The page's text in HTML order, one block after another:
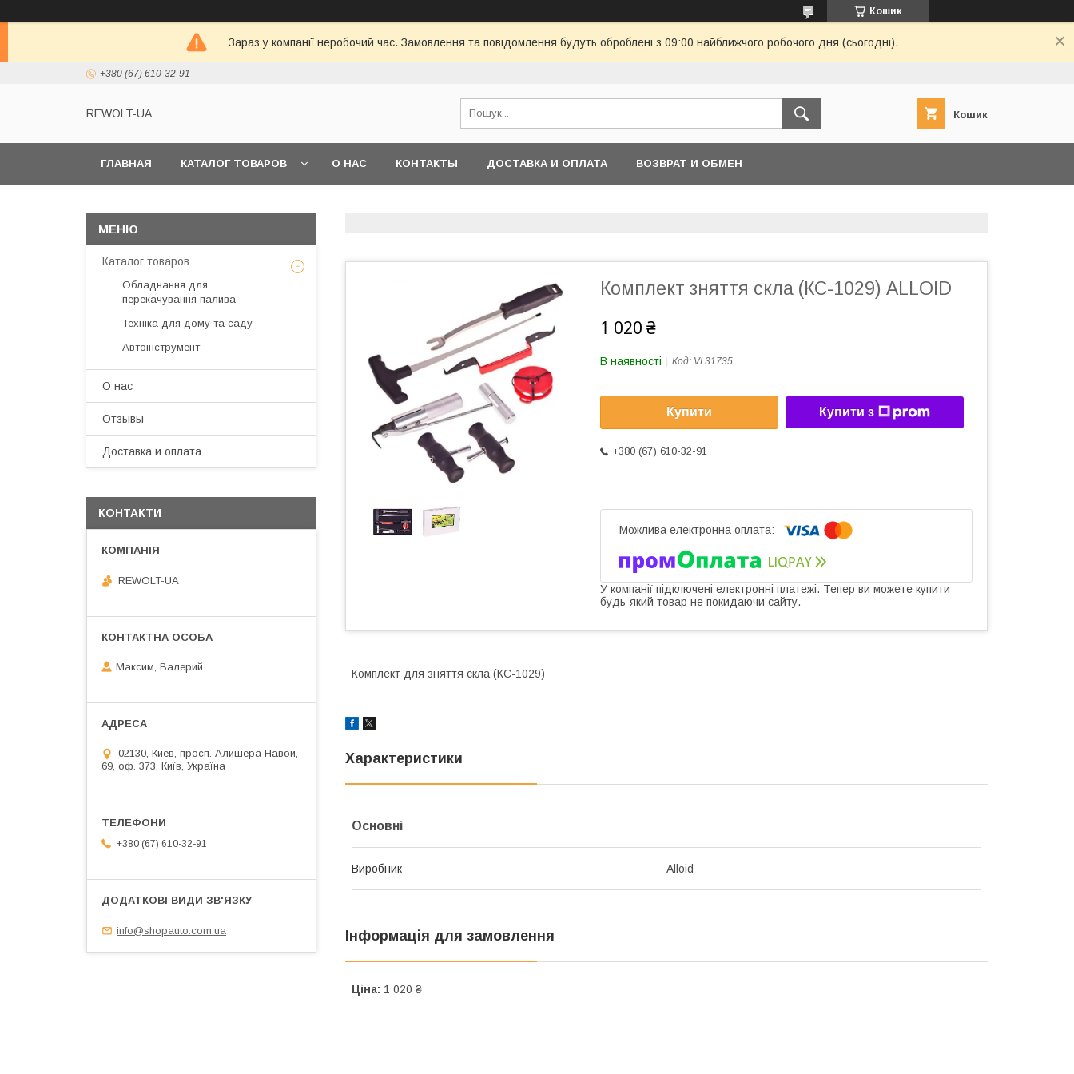
Кошик
Зараз у компанії неробочий час. Замовлення та повідомлення будуть оброблені з 09:00 найближчого робочого дня (сьогодні).
+380 (67) 610-32-91
REWOLT-UA Кошик
ГЛАВНАЯ КАТАЛОГ ТОВАРОВ О НАС КОНТАКТЫ ДОСТАВКА И ОПЛАТА ВОЗВРАТ И ОБМЕН
Комплект зняття скла (КС-1029) ALLOID
1 020 ₴
В наявності Код: VI 31735
Купити Купити з
+380 (67) 610-32-91
У компанії підключені електронні платежі. Тепер ви можете купити
будь-який товар не покидаючи сайту.
Комплект для зняття скла (КС-1029)
Характеристики
Основні
Виробник Alloid
Інформація для замовлення
Ціна: 1 020 ₴
Каталог товаров
Обладнання для
перекачування палива
Техніка для дому та саду
Автоінструмент
О нас
Отзывы
Доставка и оплата
КОНТАКТИ
REWOLT-UA
Максим, Валерий
02130, Киев, просп. Алишера Навои,
69, оф. 373, Київ, Україна
+380 (67) 610-32-91
info@shopauto.com.ua